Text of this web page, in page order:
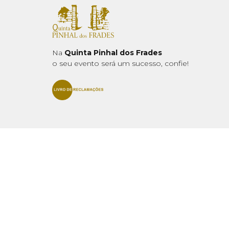
Na Quinta Pinhal dos Frades
o seu evento será um sucesso, confie!